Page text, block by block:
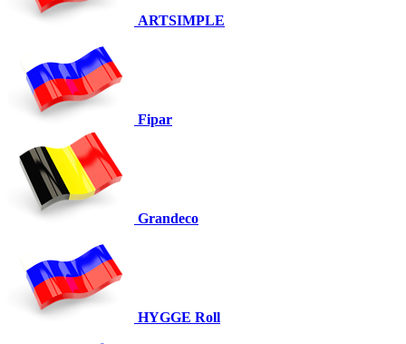
ARTSIMPLE
Fipar
Grandeco
HYGGE Roll